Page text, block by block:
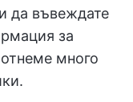
да въвеждате
за
много